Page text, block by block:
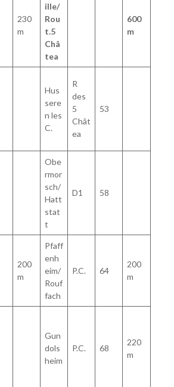
230
m
ille/
Rou
t.5
Châ
tea
600
m
Hus
sere
n les
C.
R
des
5
Chât
ea
53
Obe
rmor
sch/
Hatt
stat
t
D1 58
200
m
Pfaff
enh
eim/
Rouf
fach
P.C. 64
200
m
Gun
dols
heim
P.C. 68
220
m